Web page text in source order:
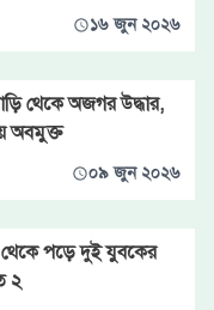
১৬ জুন ২০২৬
থেকে অজগর উদ্ধার,
অবমুক্ত
০৯ জুন ২০২৬
থেকে পড়ে দুই যুবকের
২